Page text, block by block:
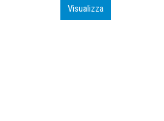
Visualizza